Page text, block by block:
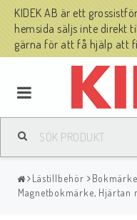
KIDEK AB är ett
hemsida säljs inte direkt
gärna för att få hjälp att
Lästillbehör
Magnetbokmärke, Hjärtan